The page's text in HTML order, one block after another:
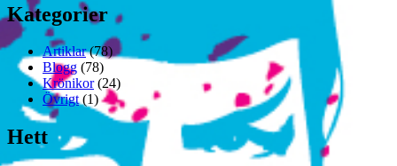
Kategorier
Artiklar(78)
Blogg (78)
Krönikor(24)
Övrigt(1)
Hett